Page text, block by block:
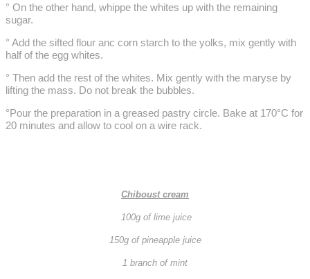
° On the other hand, whippe the whites up with the remaining
sugar.
° Add the sifted flour anc corn starch to the yolks, mix gently with
half of the egg whites.
° Then add the rest of the whites. Mix gently with the maryse by
lifting the mass. Do not break the bubbles.
°Pour the preparation in a greased pastry circle. Bake at 170°C for
20 minutes and allow to cool on a wire rack.
Chiboust cream
100g of lime juice
150g of pineapple juice
1 branch of mint